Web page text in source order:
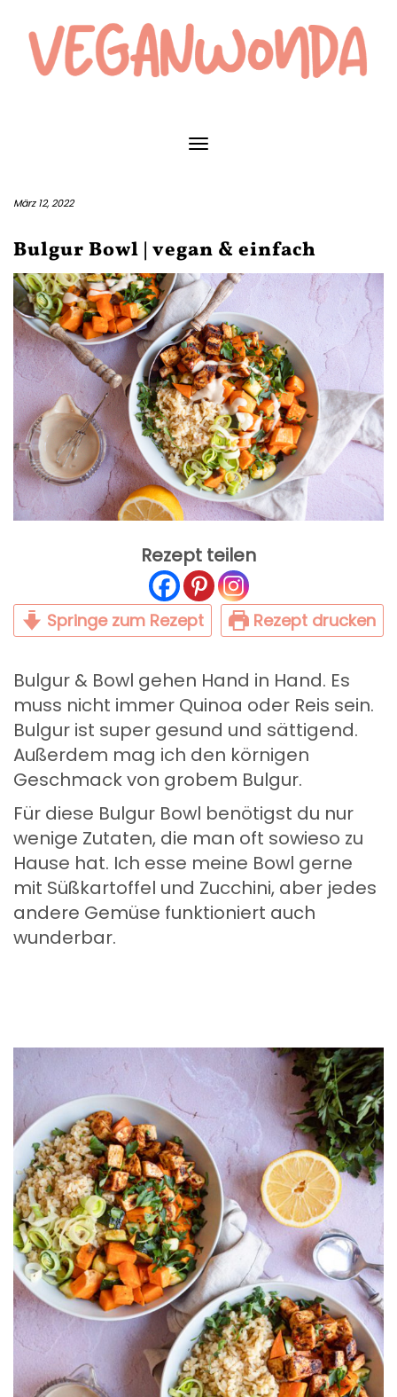
content
Toggle Navigation
März 12, 2022
Bulgur Bowl | vegan & einfach
Rezept teilen
Springe zum Rezept Rezept drucken
Bulgur & Bowl gehen Hand in Hand. Es
muss nicht immer Quinoa oder Reis sein.
Bulgur ist super gesund und sättigend.
Außerdem mag ich den körnigen
Geschmack von grobem Bulgur.
Für diese Bulgur Bowl benötigst du nur
wenige Zutaten, die man oft sowieso zu
Hause hat. Ich esse meine Bowl gerne
mit Süßkartoffel und Zucchini, aber jedes
andere Gemüse funktioniert auch
wunderbar.